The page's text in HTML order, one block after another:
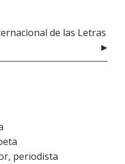
de las Letras
periodista